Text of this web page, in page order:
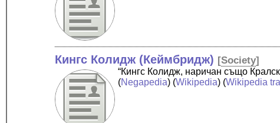
Кингс Колидж (Кеймбридж) [Society]
“Кингс Колидж, наричан също
(Negapedia) (Wikipedia) (Wikipedia